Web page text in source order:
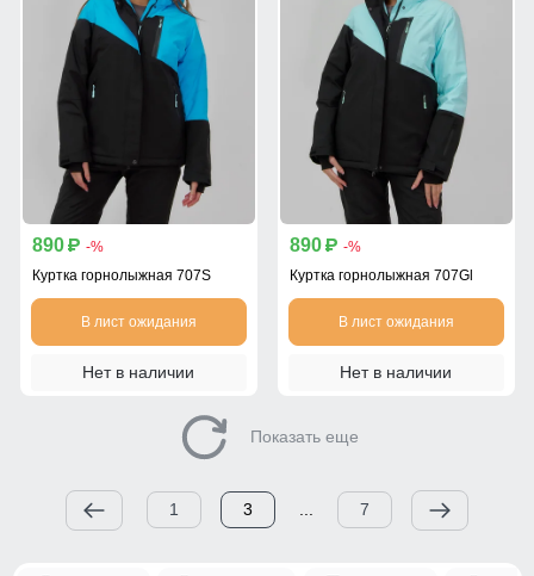
890 p -%
Куртка горнолыжная 707S
В лист ожидания
Нет в наличии
890 p -%
Куртка горнолыжная 707Gl
В лист ожидания
Нет в наличии
Показать еще
1 3 7